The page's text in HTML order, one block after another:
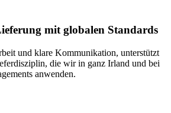
mit globalen Standards
und klare Kommunikation, unterstützt
die wir in ganz Irland und bei
anwenden.